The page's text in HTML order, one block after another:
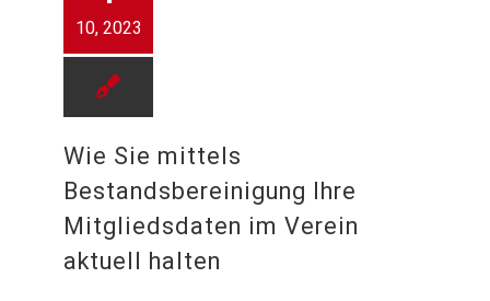
10, 2023
Wie Sie mittels
Bestandsbereinigung Ihre
Mitgliedsdaten im Verein
aktuell halten